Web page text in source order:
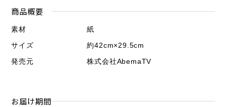
商品概要
素材
紙
サイズ
約42cm×29.5cm
発売元
株式会社AbemaTV
お届け期間